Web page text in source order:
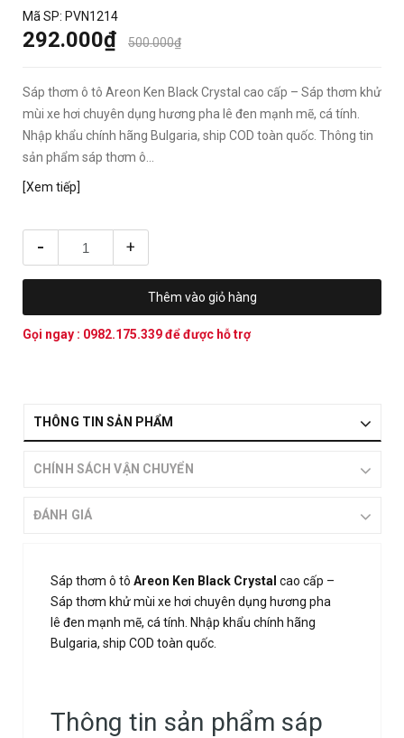
Mã SP: PVN1214
292.000₫ 500.000₫
Sáp thơm ô tô Areon Ken Black Crystal cao cấp – Sáp thơm khử
mùi xe hơi chuyên dụng hương pha lê đen mạnh mẽ, cá tính.
Nhập khẩu chính hãng Bulgaria, ship COD toàn quốc. Thông tin
sản phẩm sáp thơm ô...
[Xem tiếp]
- +
Thêm vào giỏ hàng
Gọi ngay : 0982.175.339để được hỗ trợ
THÔNG TIN SẢN PHẨM
CHÍNH SÁCH VẬN CHUYỂN
ĐÁNH GIÁ
Sáp thơm ô tô Areon Ken Black Crystal cao cấp –
Sáp thơm khử mùi xe hơi chuyên dụng hương pha
lê đen mạnh mẽ, cá tính. Nhập khẩu chính hãng
Bulgaria, ship COD toàn quốc.
Thông tin sản phẩm sáp